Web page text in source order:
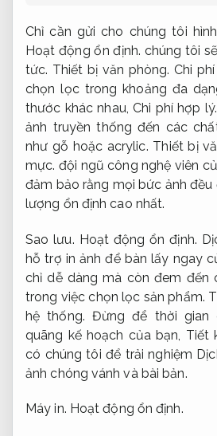
Chỉ cần gửi cho chúng tôi
Hoạt động ổn định. chúng tôi
tức. Thiết bị văn phòng. Chi
chọn lọc trong khoảng đa
thước khác nhau,Chi phí hợp lý.
ảnh truyền thống đến các
như gỗ hoặc acrylic. Thiết bị
mực. đội ngũ công nghệ viên
đảm bảo rằng mọi bức ảnh
lượng ổn định cao nhất.
Sao lưu. Hoạt động ổn định.
hỗ trợ in ảnh để bàn lấy ngay
chỉ dễ dàng mà còn đem đến
trong việc chọn lọc sản phẩm.
hệ thống. Đừng để thời gian
quãng kế hoạch của bạn, Tiết
có chúng tôi để trải nghiệm
ảnh chóng vánh và bài bản.
Máy in. Hoạt động ổn định.